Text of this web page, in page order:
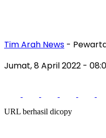
Tim Arah News -
Jumat, 8 April 2022 -
URL berhasil dicopy